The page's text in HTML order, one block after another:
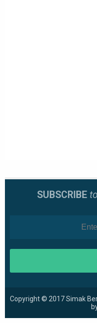
SUBSCRIBE to
Copyright © 2017Simak